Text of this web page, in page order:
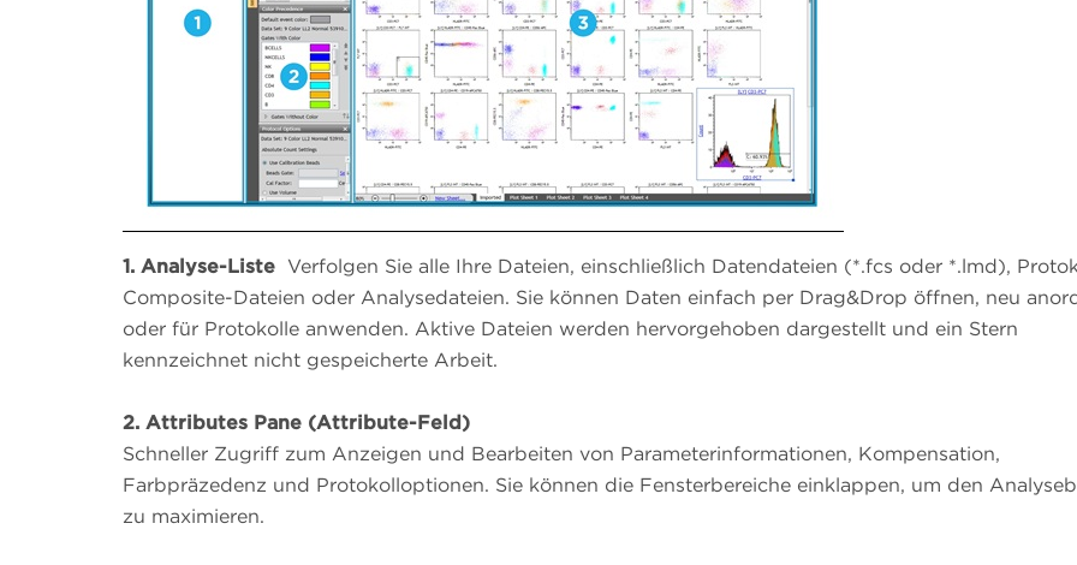
1. Analyse-Liste Verfolgen Sie alle Ihre Dateien, einschließlich Datendateien (*.fcs oder *.lmd),
Composite-Dateien oder Analysedateien. Sie können Daten einfach per Drag&Drop öffnen, neu
oder für Protokolle anwenden. Aktive Dateien werden hervorgehoben dargestellt und ein Stern
kennzeichnet nicht gespeicherte Arbeit.
2. Attributes Pane (Attribute-Feld)
Schneller Zugriff zum Anzeigen und Bearbeiten von Parameterinformationen, Kompensation,
Farbpräzedenz und Protokolloptionen. Sie können die Fensterbereiche einklappen, um den
zu maximieren.